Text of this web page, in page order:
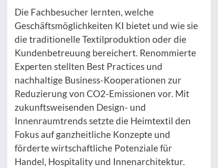
Die Fachbesucher lernten, welche
Geschäftsmöglichkeiten KI bietet und wie sie
die traditionelle Textilproduktion oder die
Kundenbetreuung bereichert. Renommierte
Experten stellten Best Practices und
nachhaltige Business-Kooperationen zur
Reduzierung von CO2-Emissionen vor. Mit
zukunftsweisenden Design- und
Innenraumtrends setzte die Heimtextil den
Fokus auf ganzheitliche Konzepte und
förderte wirtschaftliche Potenziale für
Handel, Hospitality und Innenarchitektur.